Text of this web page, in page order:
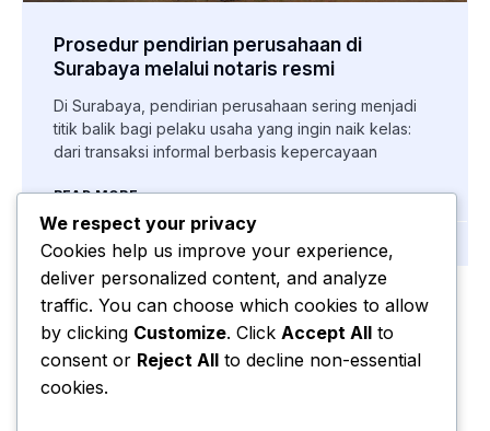
Prosedur pendirian perusahaan di
Surabaya melalui notaris resmi
Di Surabaya, pendirian perusahaan sering menjadi
titik balik bagi pelaku usaha yang ingin naik kelas:
dari transaksi informal berbasis kepercayaan
READ MORE...
Bagus Santoso Januari 15, 2026
« Previous 1 2 Next »
We respect your privacy
Cookies help us improve your experience,
deliver personalized content, and analyze
traffic. You can choose which cookies to allow
by clicking Customize. Click Accept All to
consent or Reject All to decline non-essential
cookies.